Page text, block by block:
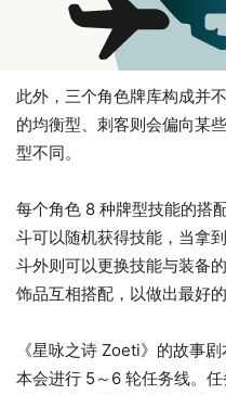
色有 8 种牌型，每个牌型可
此外，三个角色牌库构成并
的均衡型、刺客则会偏向某
型不同。
每个角色 8 种牌型技能的搭
斗可以随机获得技能，当拿
斗外则可以更换技能与装备
饰品互相搭配，以做出最好的
《星咏之诗 Zoeti》的故事
本会进行 5～6 轮任务线。